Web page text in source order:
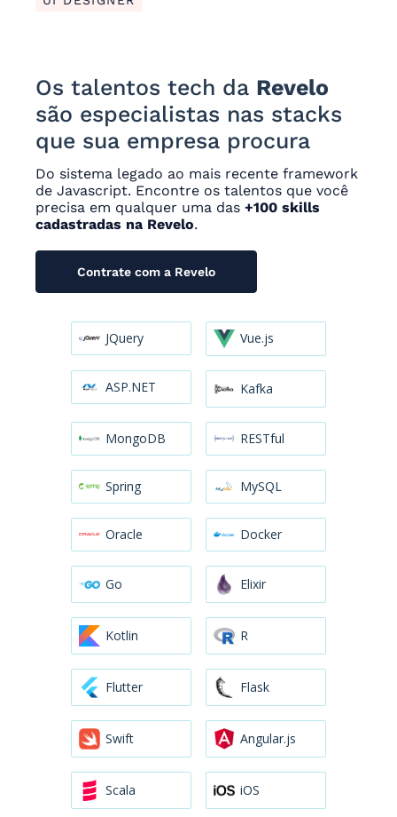
Os talentos tech da Revelo
são especialistas nas stacks
que sua empresa procura
Do sistema legado ao mais recente framework
de Javascript. Encontre os talentos que você
precisa em qualquer uma das +100 skills
cadastradas na Revelo.
Contrate com a Revelo
JQuery Vue.js
ASP.NET Kafka
MongoDB RESTful
Spring MySQL
Oracle Docker
Go Elixir
Kotlin R
Flutter Flask
Swift Angular.js
Scala iOS